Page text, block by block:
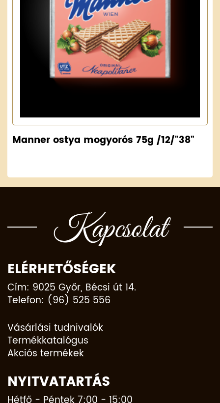
Manner ostya mogyorós 75g /12/"38"
Kapcsolat
ELÉRHETŐSÉGEK
Cím: 9025 Győr, Bécsi út 14.
Telefon: (96) 525 556
Vásárlási tudnivalók
Termékkatalógus
Akciós termékek
NYITVATARTÁS